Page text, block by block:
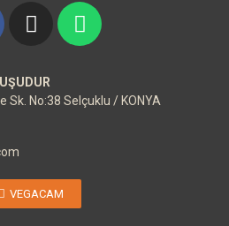
Sk. No:38 Selçuklu / KONYA
VEGACAM